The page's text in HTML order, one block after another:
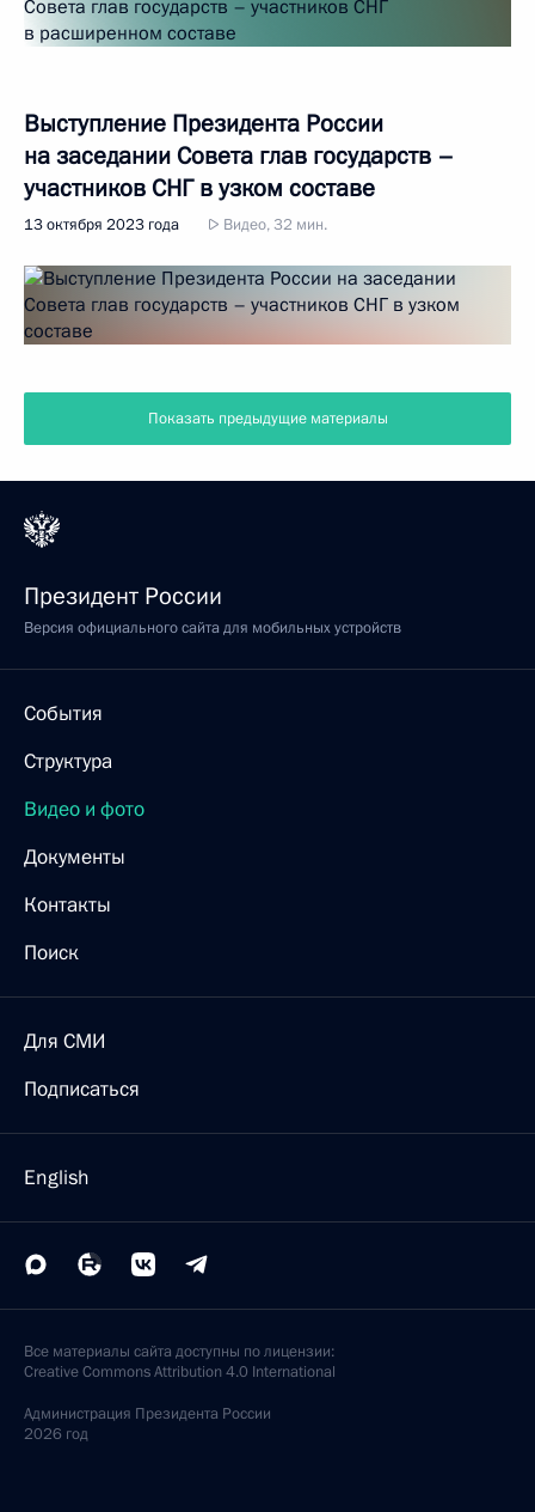
Выступление Президента России
на заседании Совета глав государств –
участников СНГ в узком составе
13 октября 2023 года Видео, 32 мин.
Показать предыдущие материалы
Президент России
Версия официального сайта для мобильных устройств
События
Структура
Видео и фото
Документы
Контакты
Поиск
Для СМИ
Подписаться
English
Все материалы сайта доступны по лицензии:
Creative Commons Attribution 4.0 International
Администрация Президента России
2026 год